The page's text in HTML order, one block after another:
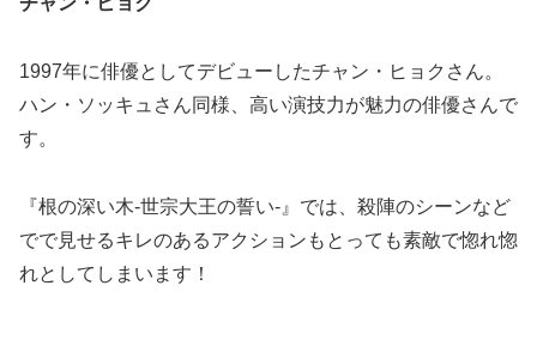
1997年に俳優としてデビューしたチャン・ヒョクさん。
ハン・ソッキュさん同様、高い演技力が魅力の俳優さんで
す。
『根の深い木-世宗大王の誓い-』では、殺陣のシーンなど
でで見せるキレのあるアクションもとっても素敵で惚れ惚
れとしてしまいます！